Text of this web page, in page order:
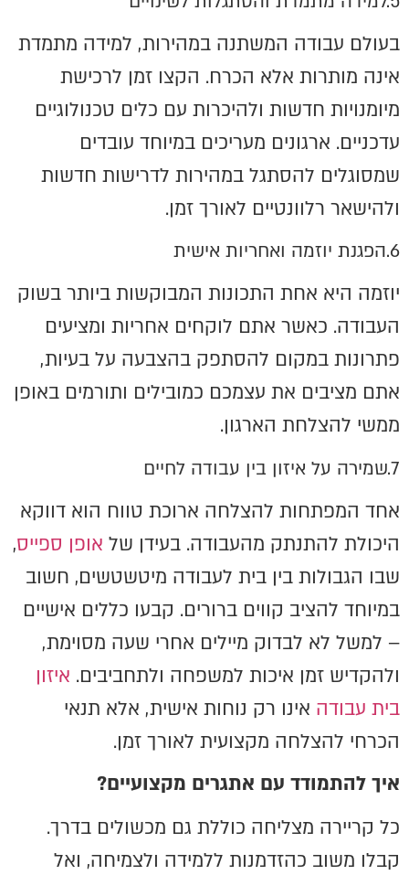
בעולם עבודה המשתנה במהירות, למידה מתמדת
אינה מותרות אלא הכרח. הקצו זמן לרכישת
מיומנויות חדשות ולהיכרות עם כלים טכנולוגיים
עדכניים. ארגונים מעריכים במיוחד עובדים
שמסוגלים להסתגל במהירות לדרישות חדשות
ולהישאר רלוונטיים לאורך זמן.
6.הפגנת יוזמה ואחריות אישית
יוזמה היא אחת התכונות המבוקשות ביותר בשוק
העבודה. כאשר אתם לוקחים אחריות ומציעים
פתרונות במקום להסתפק בהצבעה על בעיות,
אתם מציבים את עצמכם כמובילים ותורמים באופן
ממשי להצלחת הארגון.
7.שמירה על איזון בין עבודה לחיים
אחד המפתחות להצלחה ארוכת טווח הוא דווקא
היכולת להתנתק מהעבודה. בעידן של אופן ספייס,
שבו הגבולות בין בית לעבודה מיטשטשים, חשוב
במיוחד להציב קווים ברורים. קבעו כללים אישיים
– למשל לא לבדוק מיילים אחרי שעה מסוימת,
ולהקדיש זמן איכות למשפחה ולתחביבים. איזון
בית עבודה אינו רק נוחות אישית, אלא תנאי
הכרחי להצלחה מקצועית לאורך זמן.
איך להתמודד עם אתגרים מקצועיים?
כל קריירה מצליחה כוללת גם מכשולים בדרך.
קבלו משוב כהזדמנות ללמידה ולצמיחה, ואל